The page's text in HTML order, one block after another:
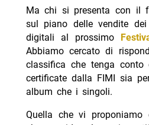
Ma chi si presenta con il
sul piano delle vendite
digitali al prossimo
Abbiamo cercato di
classifica che tenga
certificate dalla FIMI sia
album che i singoli.
Quella che vi